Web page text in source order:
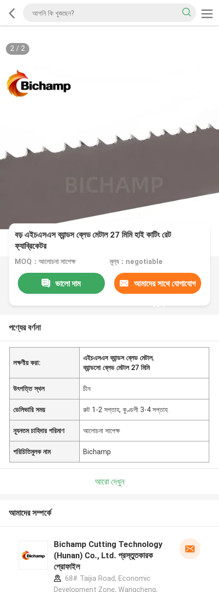
2/ 2
বড় এইচএসএস ব্যান্ডস ব্লেড মেটাল 27 মিমি হাই কাটিং রেট
ফ্যাব্রিকেটর
MOQ：আলোচনা সাপেক্ষ মূল্য：negotiable
ভালো দাম আমাদের সাথে যোগাযোগ
করুন
পণ্যের বর্ণনা
লক্ষণীয় করা:
এইচএসএস ব্যান্ডস ব্লেড মেটাল,
ব্যান্ডসো ব্লেড মেটাল 27 মিমি
উৎপত্তি স্থল চীন
ডেলিভারি সময় রুট 1-2 সপ্তাহ, কুণ্ডলী 3-4 সপ্তাহ
ন্যূনতম চাহিদার পরিমাণ আলোচনা সাপেক্ষ
পরিচিতিমুলক নাম Bichamp
আরো দেখুন
আমাদের সম্পর্কে
Bichamp Cutting Technology
(Hunan) Co., Ltd. প্রস্তুতকারক
প্রোফাইল
68# Taijia Road, Economic
Development Zone, Wangcheng,